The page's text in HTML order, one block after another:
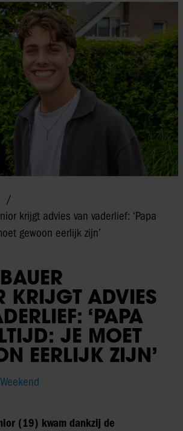
krijgt advies van vaderlief: ‘Papa
gewoon eerlijk zijn’
KRIJGT ADVIES
‘PAPA
JE MOET
EERLIJK ZIJN’
(19) kwam dankzij de